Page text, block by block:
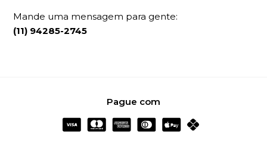
Mande uma mensagem para gente:
(11) 94285-2745
Pague com